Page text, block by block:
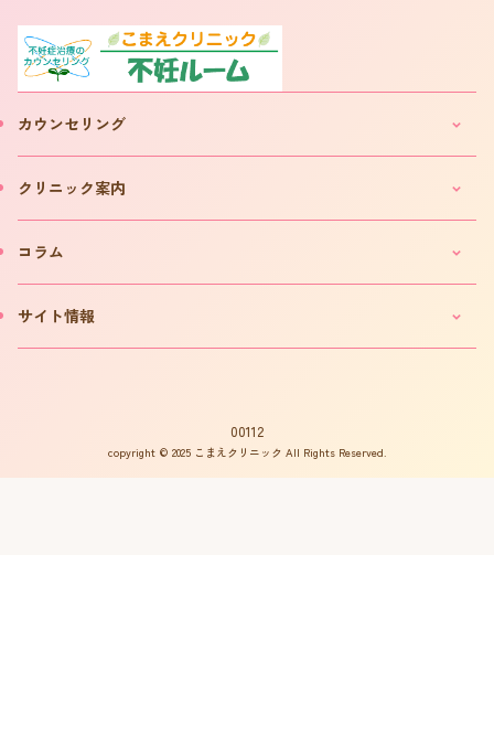
カウンセリング
IVF(体外受精)カウンセリングのご案内
カウンセリング予約について
お問い合わせ
クリニック案内
院長プロフィール
よくある質問
コラム
インタビュー
不妊ルーム物語
サイト情報
00112
copyright © 2025 こまえクリニック All Rights Reserved.